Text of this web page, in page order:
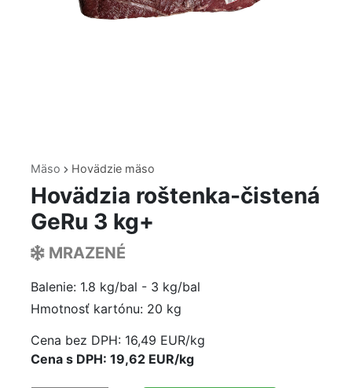
Mäso Hovädzie mäso
Hovädzia roštenka-čistená
GeRu 3 kg+
MRAZENÉ
Balenie: 1.8 kg/bal - 3 kg/bal
Hmotnosť kartónu: 20 kg
Cena bez DPH: 16,49 EUR/kg
Cena s DPH: 19,62 EUR/kg